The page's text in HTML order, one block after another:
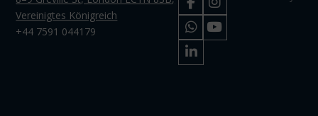
Vereinigtes Königreich
+44 7591 044179